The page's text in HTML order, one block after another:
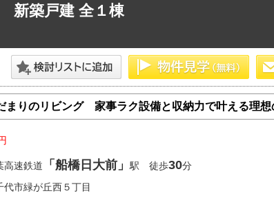
新築戸建 全１棟
まりのリビング 家事ラク設備と収納力で叶える理想
高速鉄道 「船橋日大前」駅 徒歩30分
代市緑が丘西５丁目
アの新築一戸建
アの中古一戸建
リアの土地
東京全域エリア
東京全域エリア
東京全域エリア